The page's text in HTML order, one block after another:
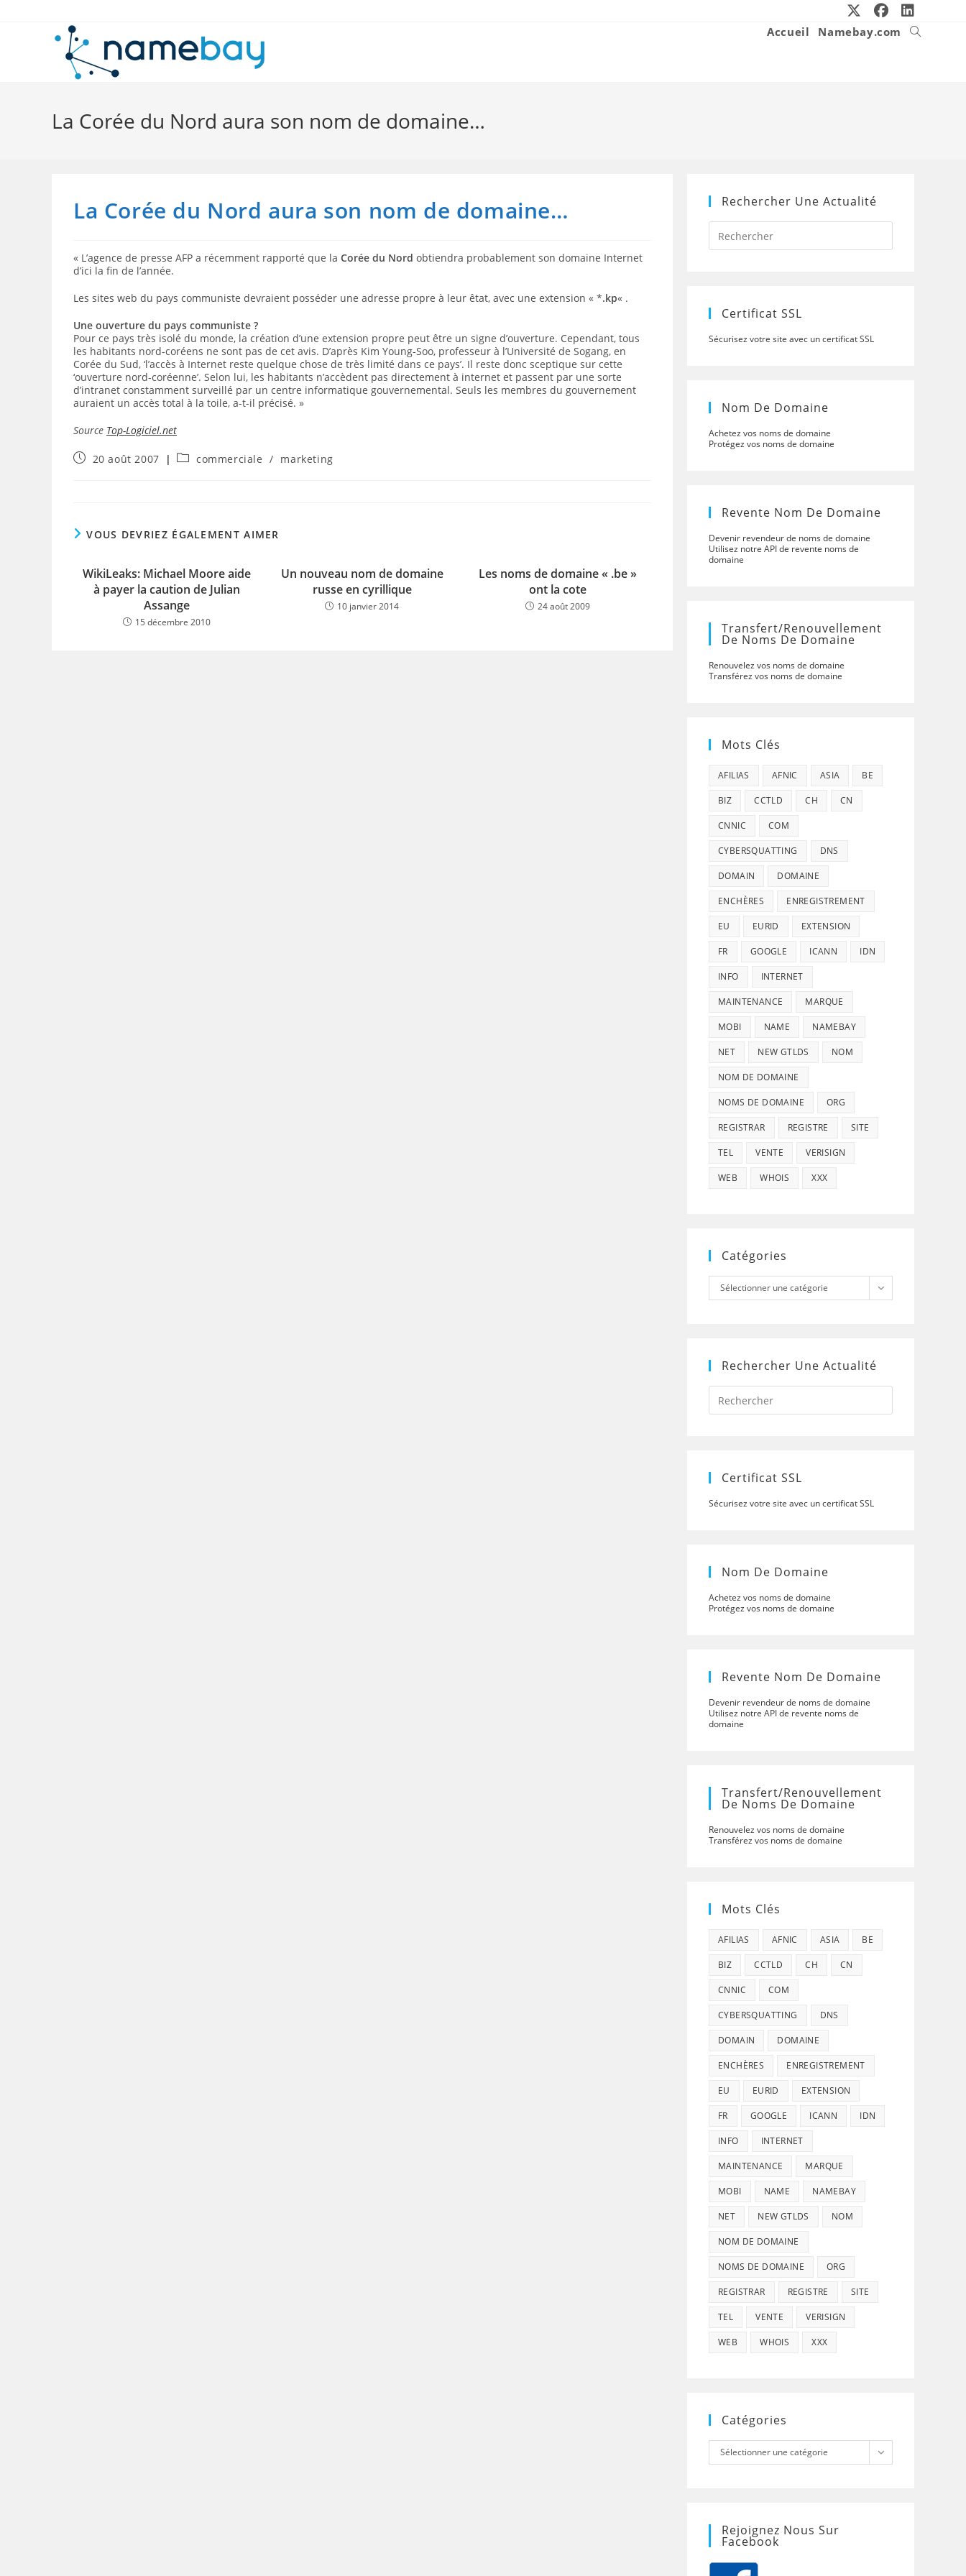
Accueil Namebay.com
Toggle
La Corée du Nord aura son nom de domaine…
La Corée du Nord aura son nom de domaine…
« L’agence de presse AFP a récemment rapporté que la Corée du Nord obtiendra probablement son domaine Internet
d’ici la fin de l’année.
Les sites web du pays communiste devraient posséder une adresse propre à leur êtat, avec une extension « *.kp« .
Une ouverture du pays communiste ?
Pour ce pays très isolé du monde, la création d’une extension propre peut être un signe d’ouverture. Cependant, tous
les habitants nord-coréens ne sont pas de cet avis. D’après Kim Young-Soo, professeur à l’Université de Sogang, en
Corée du Sud, ‘l’accès à Internet reste quelque chose de très limité dans ce pays’. Il reste donc sceptique sur cette
‘ouverture nord-coréenne’. Selon lui, les habitants n’accèdent pas directement à internet et passent par une sorte
d’intranet constamment surveillé par un centre informatique gouvernemental. Seuls les membres du gouvernement
auraient un accès total à la toile, a-t-il précisé. »
Source Top-Logiciel.net
Publication
20 août 2007
Postcommerciale / marketing
VOUS DEVRIEZ ÉGALEMENT AIMER
WikiLeaks: Michael Moore aide
à payer la caution de Julian
Assange
15 décembre 2010
Un nouveau nom de domaine
russe en cyrillique
10 janvier 2014
Les noms de domaine « .be »
ont la cote
24 août 2009
Rechercher Une Actualité
Press
to
Certificat SSL
Sécurisez votre site avec un certificat SSL
Nom De Domaine
Achetez vos noms de domaine
Protégez vos noms de domaine
Revente Nom De Domaine
Devenir revendeur de noms de domaine
Utilisez notre API de revente noms de
domaine
Transfert/renouvellement
De Noms De Domaine
Renouvelez vos noms de domaine
Transférez vos noms de domaine
Mots Clés
AFILIAS AFNIC ASIA BE
BIZ CCTLD CH CN
CNNIC COM
CYBERSQUATTING DNS
DOMAIN DOMAINE
ENCHÈRES ENREGISTREMENT
EU EURID EXTENSION
FR GOOGLE ICANN IDN
INFO INTERNET
MAINTENANCE MARQUE
MOBI NAME NAMEBAY
NET NEW GTLDS NOM
NOM DE DOMAINE
NOMS DE DOMAINE ORG
REGISTRAR REGISTRE SITE
TEL VENTE VERISIGN
WEB WHOIS XXX
Catégories
Catégories
Sélectionner une catégorie
Rechercher Une Actualité
Press
to
Certificat SSL
Sécurisez votre site avec un certificat SSL
Nom De Domaine
Achetez vos noms de domaine
Protégez vos noms de domaine
Revente Nom De Domaine
Devenir revendeur de noms de domaine
Utilisez notre API de revente noms de
domaine
Transfert/renouvellement
De Noms De Domaine
Renouvelez vos noms de domaine
Transférez vos noms de domaine
Mots Clés
AFILIAS AFNIC ASIA BE
BIZ CCTLD CH CN
CNNIC COM
CYBERSQUATTING DNS
DOMAIN DOMAINE
ENCHÈRES ENREGISTREMENT
EU EURID EXTENSION
FR GOOGLE ICANN IDN
INFO INTERNET
MAINTENANCE MARQUE
MOBI NAME NAMEBAY
NET NEW GTLDS NOM
NOM DE DOMAINE
NOMS DE DOMAINE ORG
REGISTRAR REGISTRE SITE
TEL VENTE VERISIGN
WEB WHOIS XXX
Catégories
Catégories
Sélectionner une catégorie
Rejoignez Nous Sur
Facebook